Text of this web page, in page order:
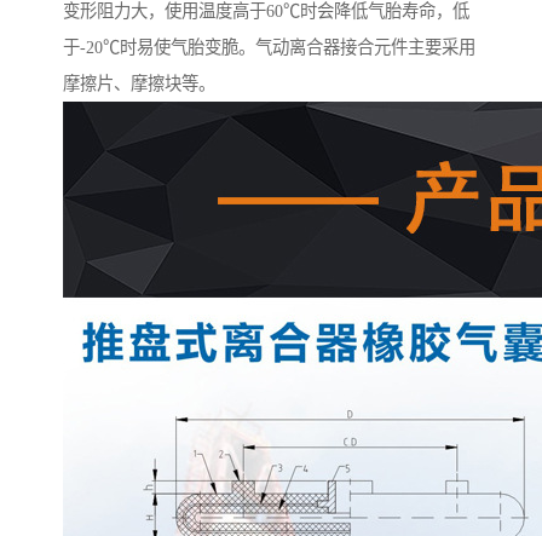
变形阻力大，使用温度高于60℃时会降低气胎寿命，低
于-20℃时易使气胎变脆。气动离合器接合元件主要采用
摩擦片、摩擦块等。